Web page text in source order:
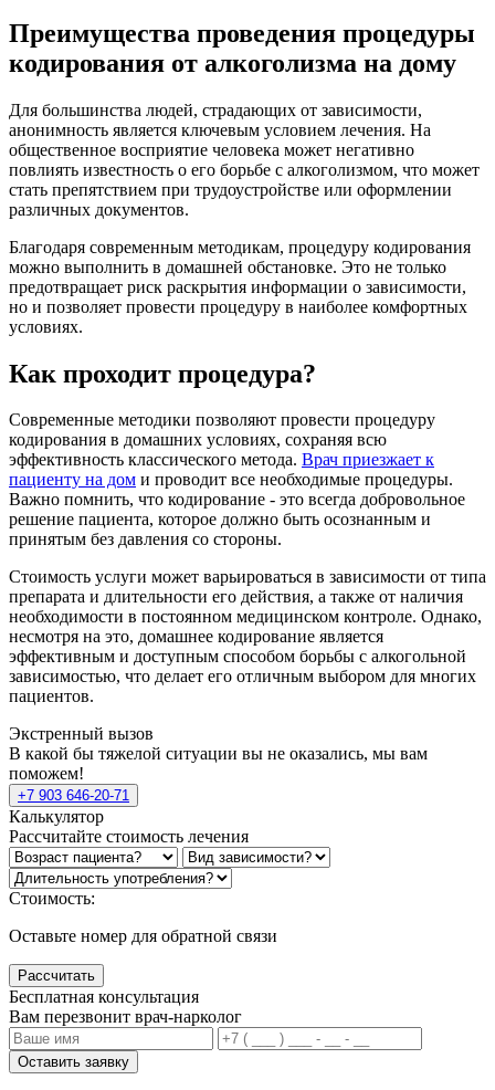
Преимущества проведения процедуры
кодирования от алкоголизма на дому
Для большинства людей, страдающих от зависимости,
анонимность является ключевым условием лечения. На
общественное восприятие человека может негативно
повлиять известность о его борьбе с алкоголизмом, что может
стать препятствием при трудоустройстве или оформлении
различных документов.
Благодаря современным методикам, процедуру кодирования
можно выполнить в домашней обстановке. Это не только
предотвращает риск раскрытия информации о зависимости,
но и позволяет провести процедуру в наиболее комфортных
условиях.
Как проходит процедура?
Современные методики позволяют провести процедуру
кодирования в домашних условиях, сохраняя всю
эффективность классического метода. Врач приезжает к
пациенту на дом и проводит все необходимые процедуры.
Важно помнить, что кодирование - это всегда добровольное
решение пациента, которое должно быть осознанным и
принятым без давления со стороны.
Стоимость услуги может варьироваться в зависимости от типа
препарата и длительности его действия, а также от наличия
необходимости в постоянном медицинском контроле. Однако,
несмотря на это, домашнее кодирование является
эффективным и доступным способом борьбы с алкогольной
зависимостью, что делает его отличным выбором для многих
пациентов.
Экстренный вызов
В какой бы тяжелой ситуации вы не оказались, мы вам
поможем!
+7 903 646-20-71
Калькулятор
Рассчитайте стоимость лечения
Стоимость:
Оставьте номер для обратной связи
Рассчитать
Бесплатная консультация
Вам перезвонит врач-нарколог
Оставить заявку